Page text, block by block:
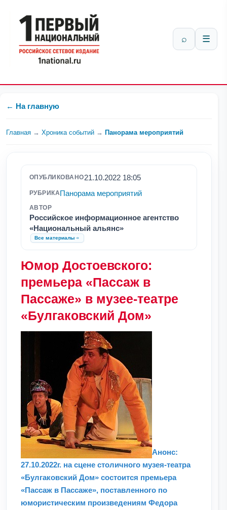
⌕ ☰
← На главную
Главная → Хроника событий → Панорама мероприятий
ОПУБЛИКОВАНО21.10.2022 18:05
РУБРИКАПанорама мероприятий
АВТОР
Российское информационное агентство
«Национальный альянс»
Все материалы
Юмор Достоевского:
премьера «Пассаж в
Пассаже» в музее-театре
«Булгаковский Дом»
Анонс:
27.10.2022г. на сцене столичного музея-театра
«Булгаковский Дом» состоится премьера
«Пассаж в Пассаже», поставленного по
юмористическим произведениям Федора